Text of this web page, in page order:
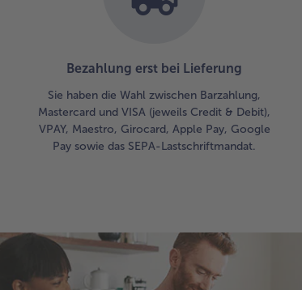
Bezahlung erst bei Lieferung
Sie haben die Wahl zwischen Barzahlung,
Mastercard und VISA (jeweils Credit & Debit),
VPAY, Maestro, Girocard, Apple Pay, Google
Pay sowie das SEPA-Lastschriftmandat.